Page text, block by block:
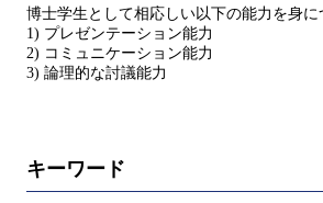
博士学生として相応しい以下の能力を身に
1) プレゼンテーション能力
2) コミュニケーション能力
3) 論理的な討議能力
キーワード